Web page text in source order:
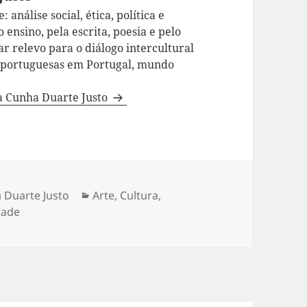
análise social, ética, política e
pela escrita, poesia e pelo
relevo para o diálogo intercultural
em Portugal, mundo
Cunha Duarte Justo
Justo Categorias
Arte, Cultura,